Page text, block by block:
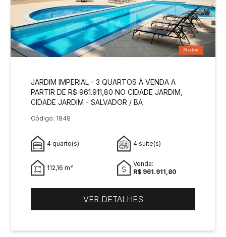
JARDIM IMPERIAL - 3 QUARTOS À VENDA A
PARTIR DE R$ 961.911,80 NO CIDADE JARDIM,
CIDADE JARDIM - SALVADOR / BA
Código: 1848
4 quarto(s) 4 suite(s)
112,16 m²
Venda:
R$ 961.911,80
VER DETALHES